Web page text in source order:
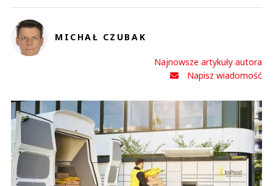
MICHAŁ CZUBAK
Najnowsze artykuły autora
Napisz wiadomość